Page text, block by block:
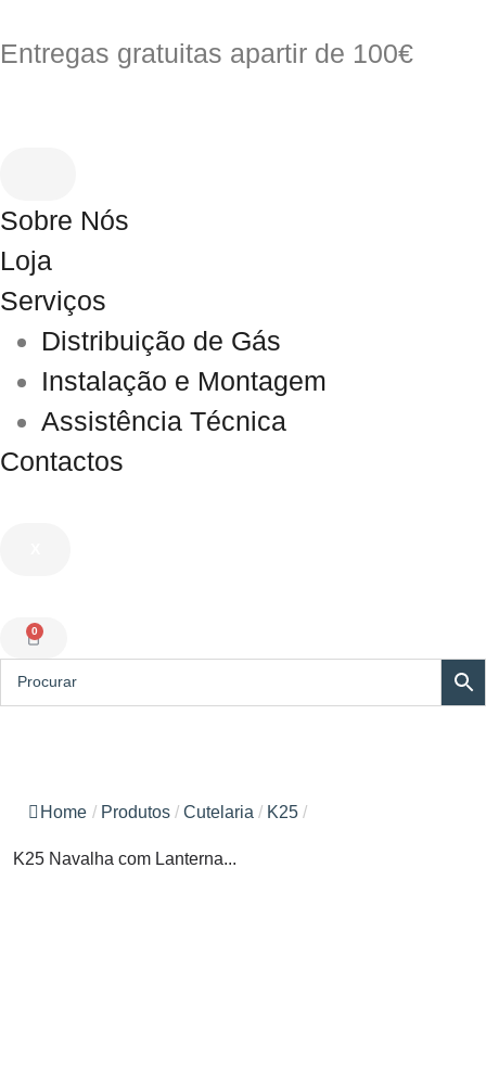
Entregas gratuitas apartir de 100€
Sobre Nós
Loja
Serviços
Distribuição de Gás
Instalação e Montagem
Assistência Técnica
Contactos
0
Home / Produtos / Cutelaria / K25 /
K25 Navalha com Lanterna...